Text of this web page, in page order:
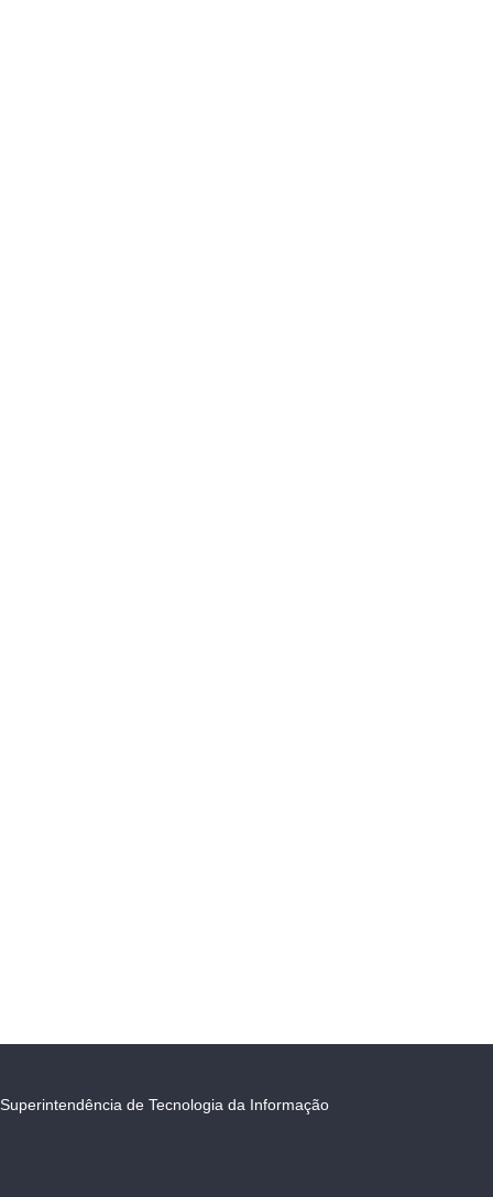
Superintendência de Tecnologia da Informação